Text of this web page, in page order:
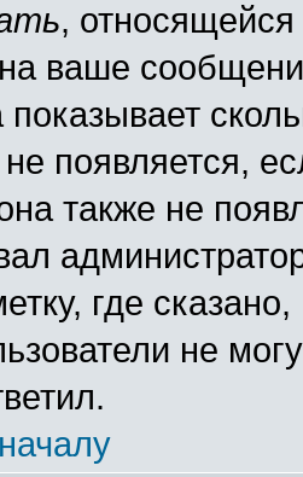
,
ваше
показывает
появляется,
также не
где
не